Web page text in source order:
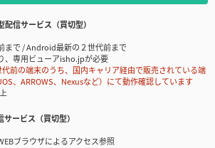
配信サービス（買切型）
まで / Android最新の２世代前まで
、専用ビューアisho.jpが必要
前の端末のうち、国内キャリア経由で販売されている端
、ARROWS、Nexusなど）にて動作確認しています
サービス（買切型）
ブラウザによるアクセス参照